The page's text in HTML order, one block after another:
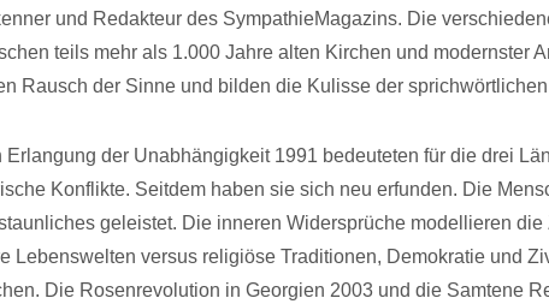
und Redakteur des SympathieMagazins. Die
teils mehr als 1.000 Jahre alten Kirchen und modernster
Rausch der Sinne und bilden die Kulisse der
Erlangung der Unabhängigkeit 1991 bedeuteten für die drei
Konflikte. Seitdem haben sie sich neu erfunden. Die
geleistet. Die inneren Widersprüche modellieren
Lebenswelten versus religiöse Traditionen, Demokratie und
Die Rosenrevolution in Georgien 2003 und die Samtene